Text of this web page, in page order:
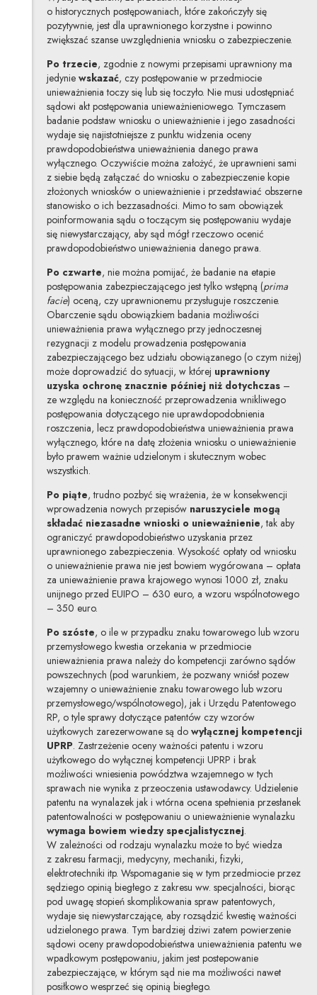
o historycznych postępowaniach, które zakończyły się
pozytywnie, jest dla uprawnionego korzystne i powinno
zwiększać szanse uwzględnienia wniosku o zabezpieczenie.
Po trzecie, zgodnie z nowymi przepisami uprawniony ma
jedynie wskazać, czy postępowanie w przedmiocie
unieważnienia toczy się lub się toczyło. Nie musi udostępniać
sądowi akt postępowania unieważnieniowego. Tymczasem
badanie podstaw wniosku o unieważnienie i jego zasadności
wydaje się najistotniejsze z punktu widzenia oceny
prawdopodobieństwa unieważnienia danego prawa
wyłącznego. Oczywiście można założyć, że uprawnieni sami
z siebie będą załączać do wniosku o zabezpieczenie kopie
złożonych wniosków o unieważnienie i przedstawiać obszerne
stanowisko o ich bezzasadności. Mimo to sam obowiązek
poinformowania sądu o toczącym się postępowaniu wydaje
się niewystarczający, aby sąd mógł rzeczowo ocenić
prawdopodobieństwo unieważnienia danego prawa.
Po czwarte, nie można pomijać, że badanie na etapie
postępowania zabezpieczającego jest tylko wstępną (prima
facie) oceną, czy uprawnionemu przysługuje roszczenie.
Obarczenie sądu obowiązkiem badania możliwości
unieważnienia prawa wyłącznego przy jednoczesnej
rezygnacji z modelu prowadzenia postępowania
zabezpieczającego bez udziału obowiązanego (o czym niżej)
może doprowadzić do sytuacji, w której uprawniony
uzyska ochronę znacznie później niż dotychczas–
ze względu na konieczność przeprowadzenia wnikliwego
postępowania dotyczącego nie uprawdopodobnienia
roszczenia, lecz prawdopodobieństwa unieważnienia prawa
wyłącznego, które na datę złożenia wniosku o unieważnienie
było prawem ważnie udzielonym i skutecznym wobec
wszystkich.
Po piąte, trudno pozbyć się wrażenia, że w konsekwencji
wprowadzenia nowych przepisów naruszyciele mogą
składać niezasadne wnioski o unieważnienie, tak aby
ograniczyć prawdopodobieństwo uzyskania przez
uprawnionego zabezpieczenia. Wysokość opłaty od wniosku
o unieważnienie prawa nie jest bowiem wygórowana – opłata
za unieważnienie prawa krajowego wynosi 1000 zł, znaku
unijnego przed EUIPO – 630 euro, a wzoru wspólnotowego
– 350 euro.
Po szóste, o ile w przypadku znaku towarowego lub wzoru
przemysłowego kwestia orzekania w przedmiocie
unieważnienia prawa należy do kompetencji zarówno sądów
powszechnych (pod warunkiem, że pozwany wniósł pozew
wzajemny o unieważnienie znaku towarowego lub wzoru
przemysłowego/wspólnotowego), jak i Urzędu Patentowego
RP, o tyle sprawy dotyczące patentów czy wzorów
użytkowych zarezerwowane są do wyłącznej kompetencji
UPRP. Zastrzeżenie oceny ważności patentu i wzoru
użytkowego do wyłącznej kompetencji UPRP i brak
możliwości wniesienia powództwa wzajemnego w tych
sprawach nie wynika z przeoczenia ustawodawcy. Udzielenie
patentu na wynalazek jak i wtórna ocena spełnienia przesłanek
patentowalności w postępowaniu o unieważnienie wynalazku
wymaga bowiem wiedzy specjalistycznej.
W zależności od rodzaju wynalazku może to być wiedza
z zakresu farmacji, medycyny, mechaniki, fizyki,
elektrotechniki itp. Wspomaganie się w tym przedmiocie przez
sędziego opinią biegłego z zakresu ww. specjalności, biorąc
pod uwagę stopień skomplikowania spraw patentowych,
wydaje się niewystarczające, aby rozsądzić kwestię ważności
udzielonego prawa. Tym bardziej dziwi zatem powierzenie
sądowi oceny prawdopodobieństwa unieważnienia patentu we
wpadkowym postępowaniu, jakim jest postepowanie
zabezpieczające, w którym sąd nie ma możliwości nawet
posiłkowo wesprzeć się opinią biegłego.